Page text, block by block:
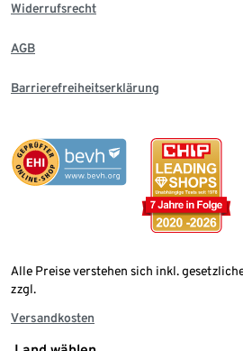
Widerrufsrecht
AGB
Barrierefreiheitserklärung
Alle Preise verstehen sich inkl.
zzgl.
Versandkosten